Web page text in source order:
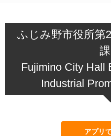
ふじみ野市役所第
課
Fujimino City Hall
Industrial
アプリ